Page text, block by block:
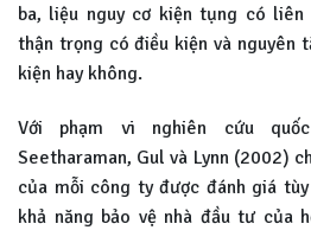
ba, liệu nguy cơ kiện tụng có liên
thận trọng có điều kiện và nguyên
kiện hay không.
Với phạm vi nghiên cứu
Seetharaman, Gul và Lynn (2002)
của mỗi công ty được đánh giá
khả năng bảo vệ nhà đầu tư của